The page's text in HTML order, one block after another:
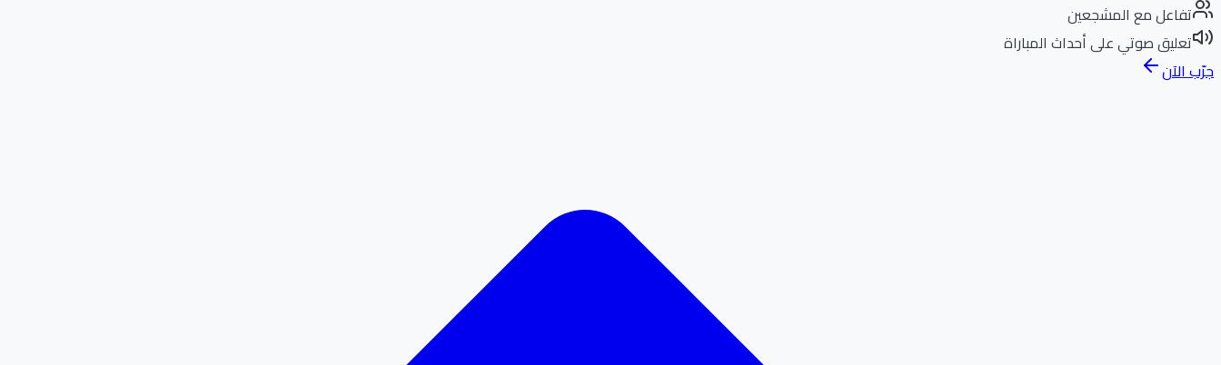
تفاعل مع المشجعين
تعليق صوتي على أحداث المباراة
جرّب الآن